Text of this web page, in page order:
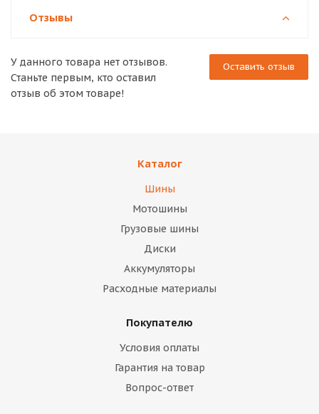
Отзывы
Оставить отзыв
У данного товара нет отзывов.
Станьте первым, кто оставил
отзыв об этом товаре!
Каталог
Шины
Мотошины
Грузовые шины
Диски
Аккумуляторы
Расходные материалы
Покупателю
Условия оплаты
Гарантия на товар
Вопрос-ответ